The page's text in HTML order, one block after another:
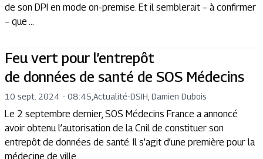
de son DPI en mode on-premise. Et il semblerait – à confirmer
– que ...
Feu vert pour l’entrepôt
de données de santé de SOS Médecins
10 sept. 2024 - 08:45 Actualité-DSIH, Damien Dubois
Le 2 septembre dernier, SOS Médecins France a annoncé
avoir obtenu l’autorisation de la Cnil de constituer son
entrepôt de données de santé. Il s’agit d’une première pour la
médecine de ville.